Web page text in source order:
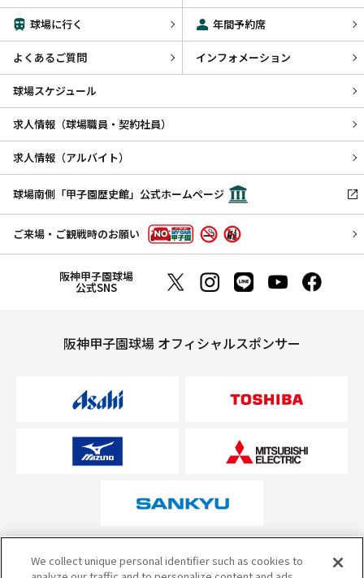
球場に行く 年間予約席
よくあるご質問 インフォメーション
球場スケジュール
求人情報（球場職員・契約社員）
求人情報（アルバイト）
球場南側「甲子園歴史館」公式ホームページ
ご来場・ご観戦時のお願い
阪神甲子園球場
公式SNS
阪神甲子園球場 オフィシャルスポンサー
オフィシャルスポンサーについて
We collect unique personal identifier such as cookies to